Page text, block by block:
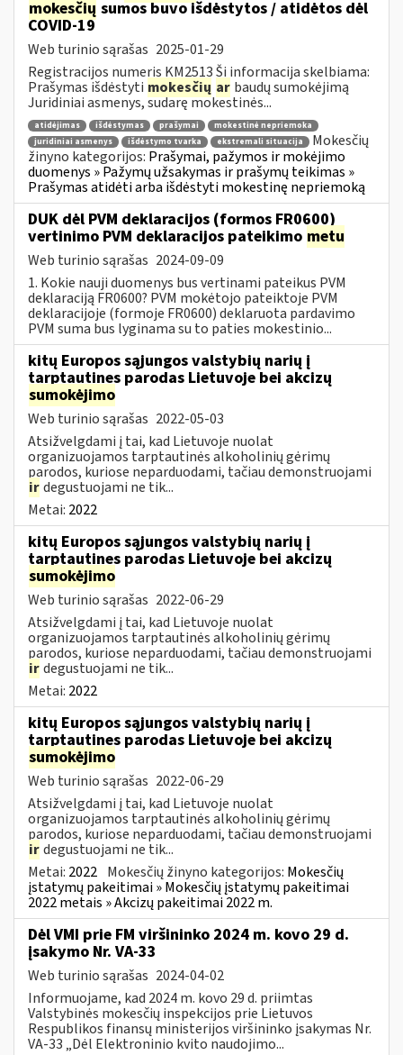
mokesčių sumos buvo išdėstytos / atidėtos dėl
COVID-19
Web turinio sąrašas 2025-01-29
Registracijos numeris KM2513 Ši informacija skelbiama:
Prašymas išdėstyti mokesčių ar baudų sumokėjimą
Juridiniai asmenys, sudarę mokestinės...
atidėjimas išdėstymas prašymai
mokestinė nepriemoka
juridiniai asmenys
išdėstymo tvarka ekstremali situacija
Mokesčių
žinyno kategorijos: Prašymai, pažymos ir mokėjimo
duomenys » Pažymų užsakymas ir prašymų teikimas »
Prašymas atidėti arba išdėstyti mokestinę nepriemoką
DUK dėl PVM deklaracijos (formos FR0600)
vertinimo PVM deklaracijos pateikimo metu
Web turinio sąrašas 2024-09-09
1. Kokie nauji duomenys bus vertinami pateikus PVM
deklaraciją FR0600? PVM mokėtojo pateiktoje PVM
deklaracijoje (formoje FR0600) deklaruota pardavimo
PVM suma bus lyginama su to paties mokestinio...
kitų Europos sąjungos valstybių narių į
tarptautines parodas Lietuvoje bei akcizų
sumokėjimo
Web turinio sąrašas 2022-05-03
Atsižvelgdami į tai, kad Lietuvoje nuolat
organizuojamos tarptautinės alkoholinių gėrimų
parodos, kuriose neparduodami, tačiau demonstruojami
irdegustuojami ne tik...
Metai: 2022
kitų Europos sąjungos valstybių narių į
tarptautines parodas Lietuvoje bei akcizų
sumokėjimo
Web turinio sąrašas 2022-06-29
Atsižvelgdami į tai, kad Lietuvoje nuolat
organizuojamos tarptautinės alkoholinių gėrimų
parodos, kuriose neparduodami, tačiau demonstruojami
irdegustuojami ne tik...
Metai: 2022
kitų Europos sąjungos valstybių narių į
tarptautines parodas Lietuvoje bei akcizų
sumokėjimo
Web turinio sąrašas 2022-06-29
Atsižvelgdami į tai, kad Lietuvoje nuolat
organizuojamos tarptautinės alkoholinių gėrimų
parodos, kuriose neparduodami, tačiau demonstruojami
irdegustuojami ne tik...
Metai: 2022 Mokesčių žinyno kategorijos: Mokesčių
įstatymų pakeitimai » Mokesčių įstatymų pakeitimai
2022 metais » Akcizų pakeitimai 2022 m.
Dėl VMI prie FM viršininko 2024 m. kovo 29 d.
įsakymo Nr. VA-33
Web turinio sąrašas 2024-04-02
Informuojame, kad 2024 m. kovo 29 d. priimtas
Valstybinės mokesčių inspekcijos prie Lietuvos
Respublikos finansų ministerijos viršininko įsakymas Nr.
VA-33 „Dėl Elektroninio kvito naudojimo...